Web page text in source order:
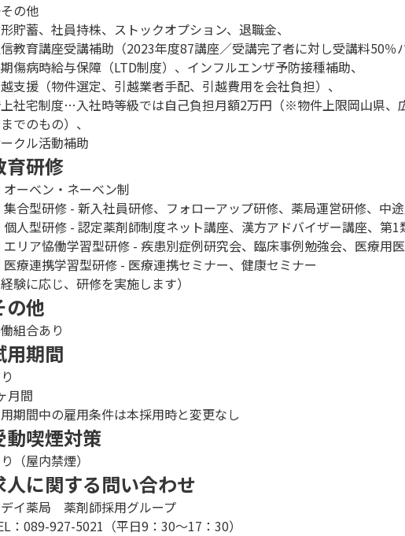
の他
貯蓄、社員持株、ストックオプション、退職金、
教育講座受講補助（2023年度87講座／受講完了者に対し受講料50
傷病時給与保障（LTD制度）、インフルエンザ予防接種補助、
支援（物件選定、引越業者手配、引越費用を会社負担）、
社宅制度…入社時等級では自己負担月額2万円（※物件上限岡山県、
でのもの）、
クル活動補助
育研修
ーベン・ネーベン制
合型研修 - 新入社員研修、フォローアップ研修、薬局運営研修、中
人型研修 - 認定薬剤師制度ネット講座、漢方アドバイザー講座、第1
リア恊働学習型研修 - 疾患別症例研究会、臨床事例勉強会、医療用
療連携学習型研修 - 医療連携セミナー、健康セミナー
経験に応じ、研修を実施します）
の他
組合あり
用期間
月間
期間中の雇用条件は本採用時と変更なし
動喫煙対策
（屋内禁煙）
人に関する問い合わせ
デイ薬局 薬剤師採用グループ
：089-927-5021（平日9：30～17：30）